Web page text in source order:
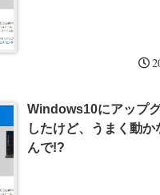
Windows10にアップ
したけど、うまく動か
んで!?